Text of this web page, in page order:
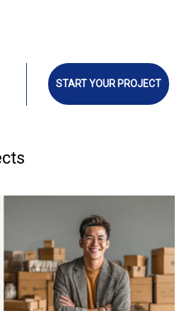
START YOUR PROJECT